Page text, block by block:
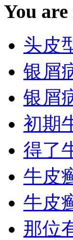
You
头皮
银屑
银屑
初期
得了
牛皮
牛皮
那位